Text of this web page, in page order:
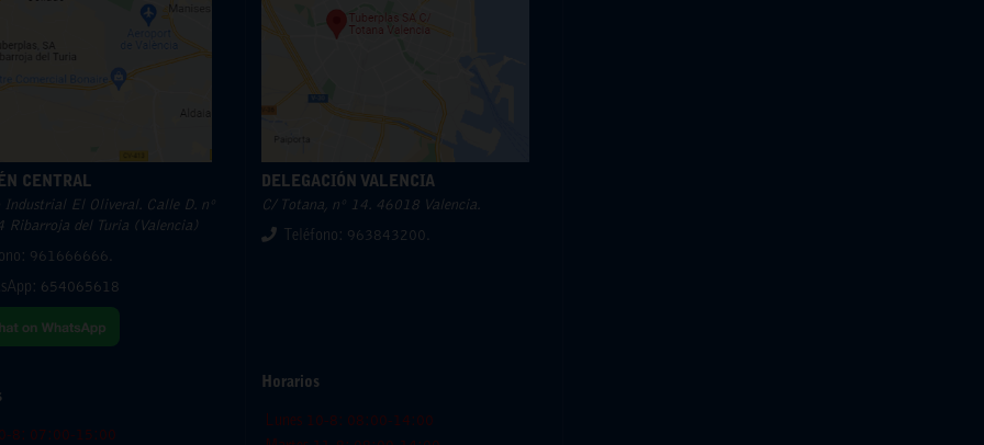
CENTRAL
Industrial El Oliveral. Calle D. nº
Ribarroja del Turia (Valencia)
961666666.
654065618
8: 07:00-15:00
DELEGACIÓN VALENCIA
C/ Totana, nº 14. 46018 Valencia.
Teléfono: 963843200.
Horarios
Lunes 10-8: 08:00-14:00